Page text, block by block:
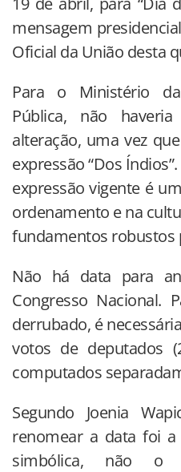
mensagem
Oficial da União desta
Para o Ministério
Pública, não
alteração, uma vez
expressão “Dos
expressão vigente é
ordenamento e na
fundamentos robustos
Não há data para
Congresso Nacional.
derrubado, é
votos de deputados
computados
Segundo Joenia
renomear a data foi
simbólica, não o